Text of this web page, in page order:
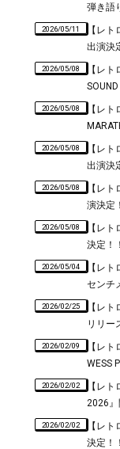
弾き語
2026/05/11
【レ
出演決
2026/05/08
【レ
2026/05/08
【レ
2026/05/08
【レ
出演決
2026/05/08
【レ
演決定
2026/05/08
【レ
決定！！
2026/05/04
【レ
センチ
2026/02/25
【レ
リリー
2026/02/09
【レ
WESS
2026/02/02
【レ
2026』
2026/02/02
【レ
決定！！